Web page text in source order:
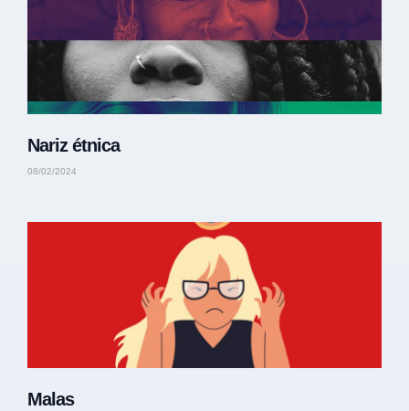
Nariz étnica
08/02/2024
Malas